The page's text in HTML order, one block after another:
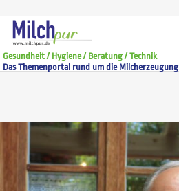
Gesundheit / Hygiene / Beratung / Technik
Das Themenportal rund um die Milcherzeugung